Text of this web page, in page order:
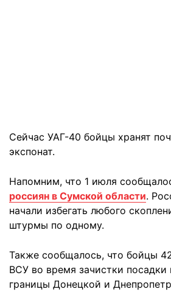
Сейчас УАГ-40 бойцы хранят
экспонат.
Напомним, что 1 июля
россиян в Сумской области.
начали избегать любого
штурмы по одному.
Также сообщалось, что бойцы
ВСУ во время зачистки посадки
границы Донецкой и